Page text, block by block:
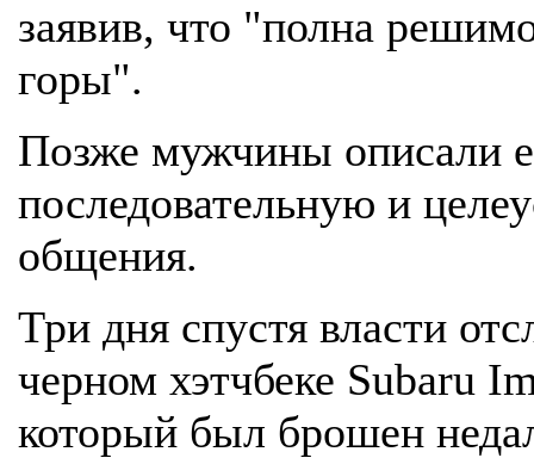
заявив, что "полна
горы".
Позже мужчины описали
последовательную и
общения.
Три дня спустя власти
черном хэтчбеке Subaru
который был брошен